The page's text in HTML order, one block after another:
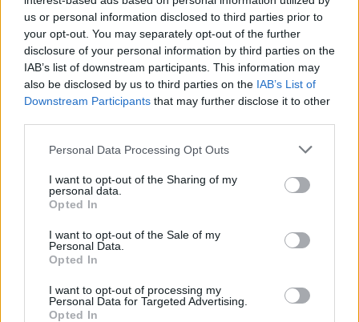
us or personal information disclosed to third parties prior to
your opt-out. You may separately opt-out of the further
disclosure of your personal information by third parties on the
IAB’s list of downstream participants. This information may
also be disclosed by us to third parties on the IAB’s List of
Downstream Participants that may further disclose it to other
Personal Data Processing Opt Outs
I want to opt-out of the Sharing of my
personal data.
Opted In
I want to opt-out of the Sale of my
Personal Data.
Opted In
I want to opt-out of processing my
Personal Data for Targeted Advertising.
Opted In
sotto la traversa.
Lazio-Inter 0-3: voti, pagelle e assist
Fantacalcio